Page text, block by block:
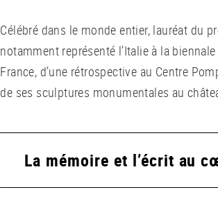
Célébré dans le monde entier, lauréat du
notamment représenté l’Italie à la
France, d’une rétrospective au Centre
de ses sculptures monumentales au
La mémoire et l’écrit au